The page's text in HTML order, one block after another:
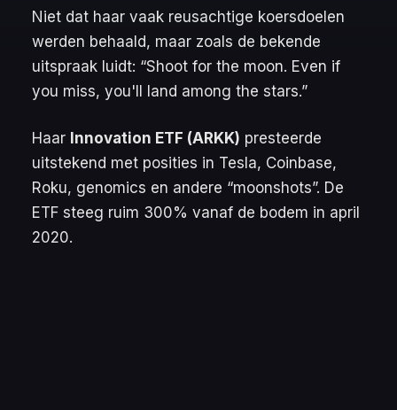
Niet dat haar vaak reusachtige koersdoelen
werden behaald, maar zoals de bekende
uitspraak luidt: “Shoot for the moon. Even if
you miss, you'll land among the stars.”
Haar Innovation ETF (ARKK) presteerde
uitstekend met posities in Tesla, Coinbase,
Roku, genomics en andere “moonshots”. De
ETF steeg ruim 300% vanaf de bodem in april
2020.